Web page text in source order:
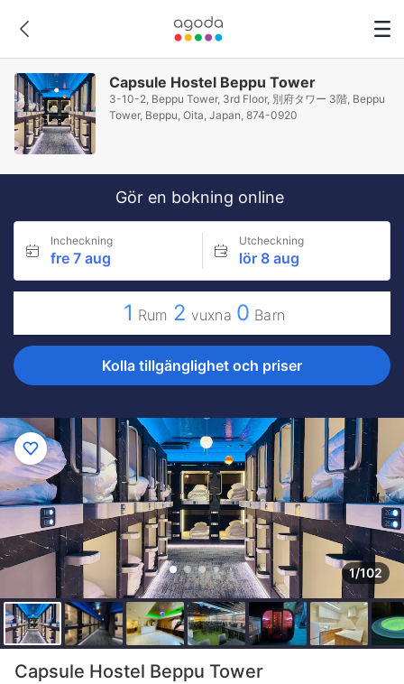
Capsule Hostel Beppu Tower
3-10-2, Beppu Tower, 3rd Floor, 別府タワー 3階, Beppu
Tower, Beppu, Oita, Japan, 874-0920
Gör en bokning online
Incheckning
fre 7 aug
Utcheckning
lör 8 aug
1 Rum 2 vuxna 0 Barn
Kolla tillgänglighet och priser
1/102
Capsule Hostel Beppu Tower
Stjärnklassificering: 5 stjärnor